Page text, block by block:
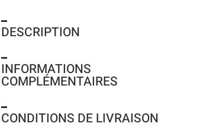
DESCRIPTION
INFORMATIONS
COMPLÉMENTAIRES
CONDITIONS DE LIVRAISON